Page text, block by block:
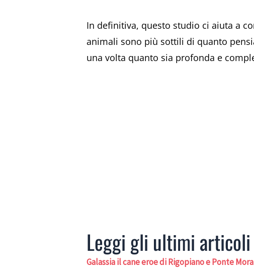
In definitiva, questo studio ci aiuta a
animali sono più sottili di quanto
una volta quanto sia profonda e
Leggi gli ultimi articoli
Galassia il cane eroe di Rigopiano e Ponte